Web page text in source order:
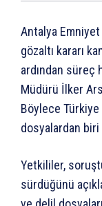
Antalya
gözaltı kararı
ardından süreç
Müdürü İlker
Böylece
dosyalardan biri
Yetkililer,
sürdüğünü